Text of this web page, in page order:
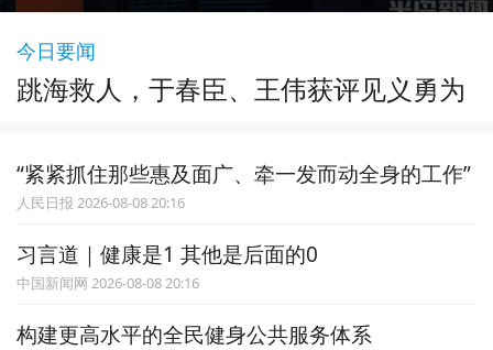
今日要闻
跳海救人，于春臣、王伟获评见义勇为
“紧紧抓住那些惠及面广、牵一发而动全身的工作”
人民日报 2026-08-08 20:16
习言道｜健康是1 其他是后面的0
中国新闻网 2026-08-08 20:16
构建更高水平的全民健身公共服务体系